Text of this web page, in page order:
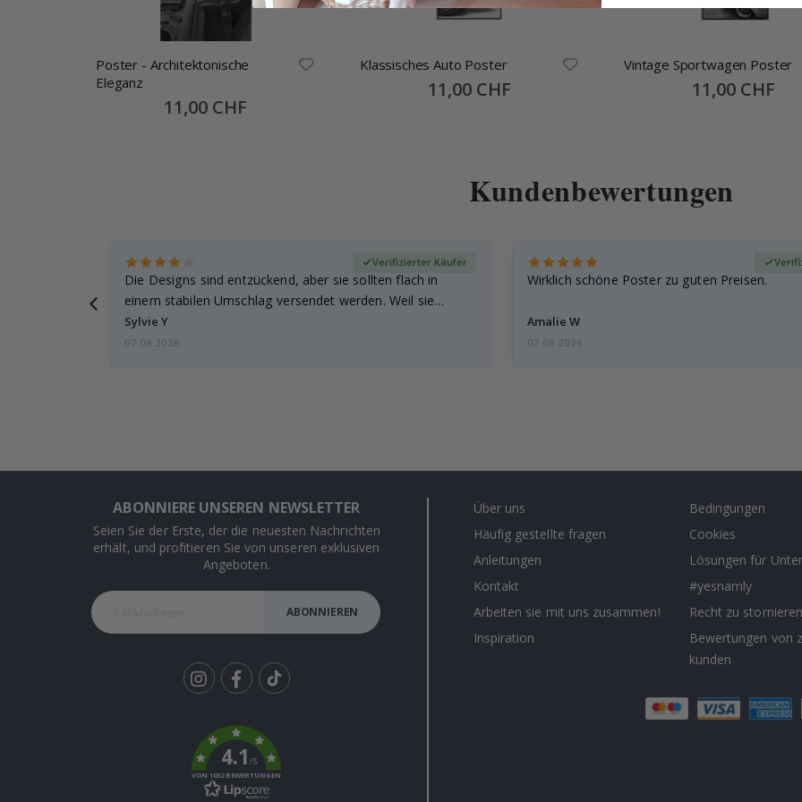
Poster - Architektonische
Eleganz
Special
Price
11,00 CHF
Klassisches Auto Poster
Special
Price
11,00 CHF
Vintage Sportwagen Poster
Special
Price
11,00 CHF
Kundenbewertungen
Die Designs sind entzückend, aber sie sollten flach in
einem stabilen Umschlag versendet werden. Weil sie…
Sylvie Y
Verifizierter Käufer
07.08.2026
Wirklich schöne Poster zu guten Preisen.
Amalie W
07.08.2026
ABONNIERE UNSEREN NEWSLETTER
Seien Sie der Erste, der die neuesten Nachrichten
erhält, und profitieren Sie von unseren exklusiven
Angeboten.
ABONNIEREN
k
4.1/5
VON 1032 BEWERTUNGEN
Über uns
Häufig gestellte fragen
Anleitungen
Kontakt
Arbeiten sie mit uns zusammen!
Inspiration
Bedingungen
Cookies
Lösungen für
#yesnamly
Recht zu stornieren
Bewertungen von
kunden